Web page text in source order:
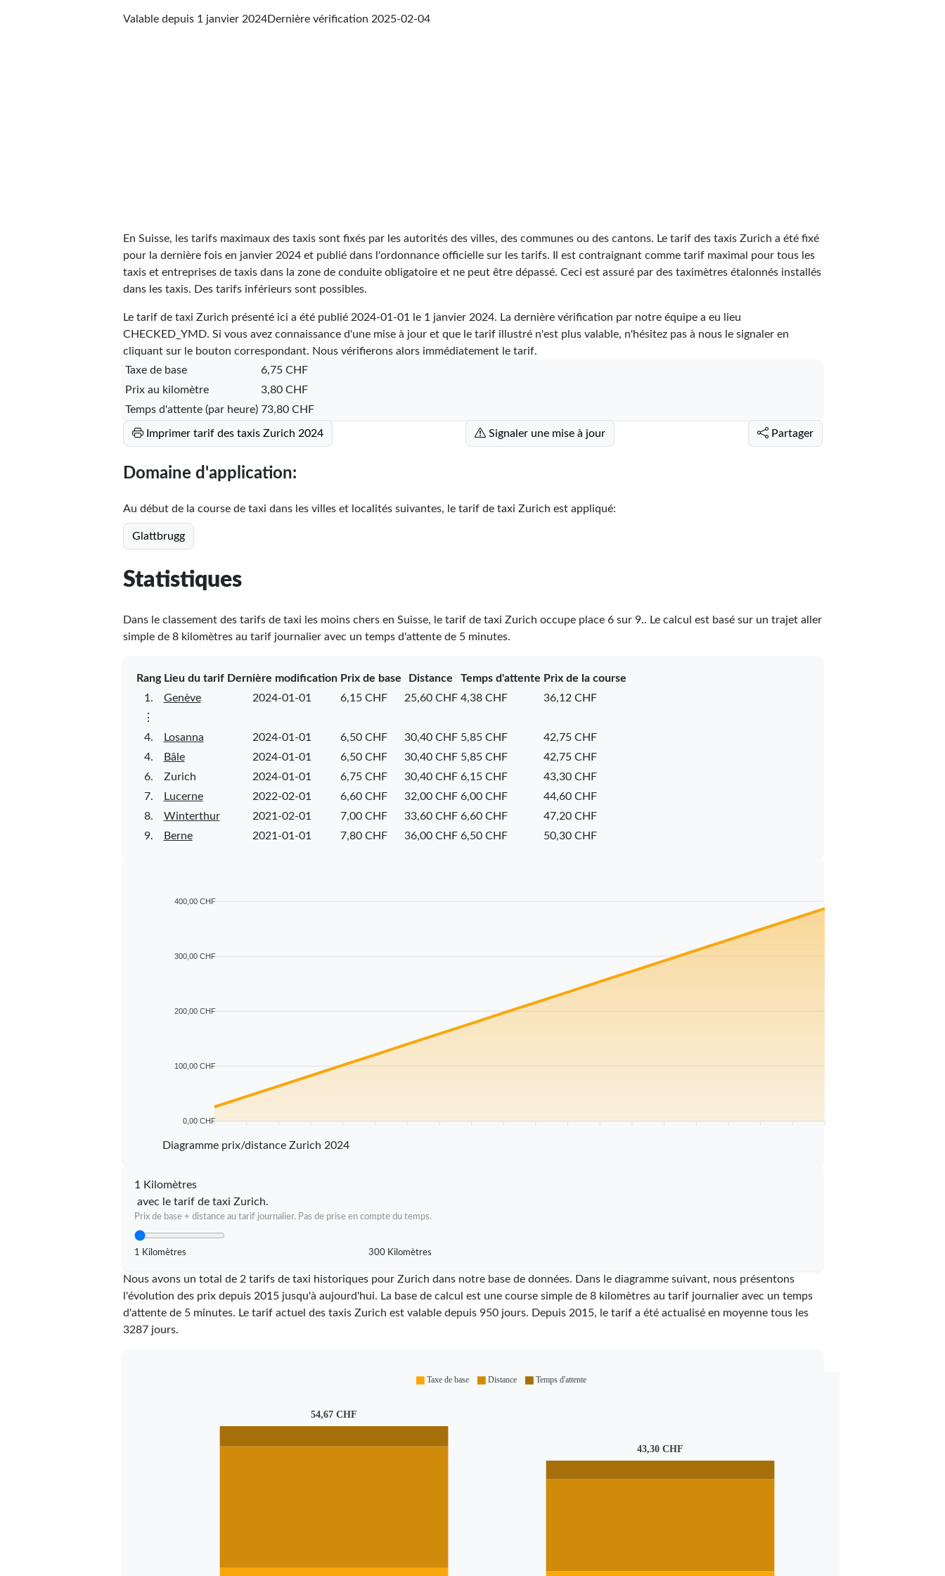
Valable depuis 1 janvier 2024Dernière vérification 2025-02-04
En Suisse, les tarifs maximaux des taxis sont fixés par les autorités des villes, des communes ou des cantons. Le tarif des taxis Zurich a été fixé
pour la dernière fois en janvier 2024 et publié dans l'ordonnance officielle sur les tarifs. Il est contraignant comme tarif maximal pour tous les
taxis et entreprises de taxis dans la zone de conduite obligatoire et ne peut être dépassé. Ceci est assuré par des taximètres étalonnés installés
dans les taxis. Des tarifs inférieurs sont possibles.
Le tarif de taxi Zurich présenté ici a été publié 2024-01-01
le 1 janvier 2024. La dernière vérification par notre équipe a eu lieu
CHECKED_YMD. Si vous avez connaissance d'une mise à jour et que le tarif illustré n'est plus valable, n'hésitez pas à nous le signaler en
cliquant sur le bouton correspondant. Nous vérifierons alors immédiatement le tarif.
Taxe de base
6,75 CHF
Prix au kilomètre
3,80 CHF
Temps d'attente (par heure) 73,80 CHF
Imprimer tarif des taxis Zurich 2024 Signaler une mise à jour Partager
Domaine d'application:
Au début de la course de taxi dans les villes et localités suivantes, le tarif de taxi Zurich est appliqué:
Glattbrugg
Statistiques
Dans le classement des tarifs de taxi les moins chers en Suisse, le tarif de taxi Zurich occupe place 6sur 9.. Le calcul est basé sur un trajet aller
simple de 8 kilomètres au tarif journalier avec un temps d'attente de 5 minutes.
Rang Lieu du tarif Dernière modification Prix de base Distance Temps d'attente Prix de la course
1.
Genève 2024-01-01 6,15 CHF 25,60 CHF 4,38 CHF
36,12 CHF
⋮
4.
Losanna 2024-01-01 6,50 CHF 30,40 CHF 5,85 CHF
42,75 CHF
4.
Bâle 2024-01-01 6,50 CHF 30,40 CHF 5,85 CHF
42,75 CHF
6.
Zurich 2024-01-01 6,75 CHF 30,40 CHF 6,15 CHF
43,30 CHF
7.
Lucerne 2022-02-01 6,60 CHF 32,00 CHF 6,00 CHF
44,60 CHF
8.
Winterthur 2021-02-01 7,00 CHF 33,60 CHF 6,60 CHF
47,20 CHF
9.
Berne 2021-01-01 7,80 CHF 36,00 CHF 6,50 CHF 50,30 CHF
400,00 CHF
300,00 CHF
200,00 CHF
100,00 CHF
0,00 CHF
Diagramme prix/distance Zurich 2024
1 Kilomètres
avec le tarif de taxi Zurich.
Prix de base + distance au tarif journalier. Pas de prise en compte du temps.
1 Kilomètres 300 Kilomètres
Nous avons un total de 2 tarifs de taxi historiques pour Zurich dans notre base de données. Dans le diagramme suivant, nous présentons
l'évolution des prix depuis 2015 jusqu'à aujourd'hui. La base de calcul est une course simple de 8 kilomètres au tarif journalier avec un temps
d'attente de 5 minutes. Le tarif actuel des taxis Zurich est valable depuis 950jours. Depuis 2015, le tarif a été actualisé en moyenne tous les
3287jours.
54,67 CHF
43,30 CHF
Taxe de base Distance Temps d'attente